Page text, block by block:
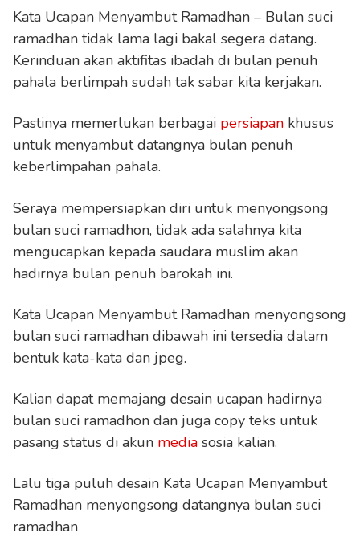
Kata Ucapan Menyambut Ramadhan – Bulan suci
ramadhan tidak lama lagi bakal segera datang.
Kerinduan akan aktifitas ibadah di bulan penuh
pahala berlimpah sudah tak sabar kita kerjakan.
Pastinya memerlukan berbagai persiapan khusus
untuk menyambut datangnya bulan penuh
keberlimpahan pahala.
Seraya mempersiapkan diri untuk menyongsong
bulan suci ramadhon, tidak ada salahnya kita
mengucapkan kepada saudara muslim akan
hadirnya bulan penuh barokah ini.
Kata Ucapan Menyambut Ramadhan menyongsong
bulan suci ramadhan dibawah ini tersedia dalam
bentuk kata-kata dan jpeg.
Kalian dapat memajang desain ucapan hadirnya
bulan suci ramadhon dan juga copy teks untuk
pasang status di akun media sosia kalian.
Lalu tiga puluh desain Kata Ucapan Menyambut
Ramadhan menyongsong datangnya bulan suci
ramadhan